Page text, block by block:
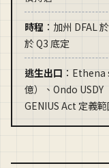
時程 ：加州 DFAL
於 Q3 底定
逃生出口 ：Ethena
億）、Ondo USDY
GENIUS Act 定義範